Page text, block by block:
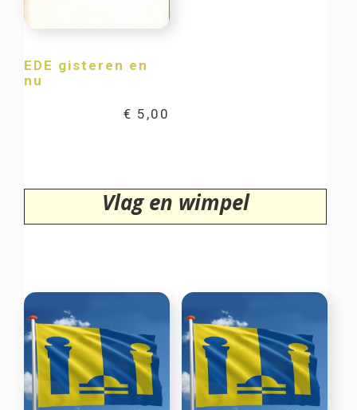
EDE gisteren en
nu
€ 5,00
Vlag en wimpel